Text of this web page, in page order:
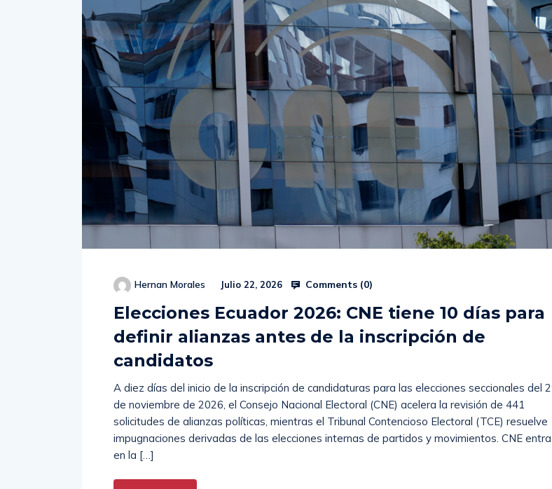
Hernan Morales Julio 22, 2026 Comments (0)
Elecciones Ecuador 2026: CNE tiene 10 días para
definir alianzas antes de la inscripción de
candidatos
A diez días del inicio de la inscripción de candidaturas para las elecciones seccionales del 29
de noviembre de 2026, el Consejo Nacional Electoral (CNE) acelera la revisión de 441
solicitudes de alianzas políticas, mientras el Tribunal Contencioso Electoral (TCE) resuelve
impugnaciones derivadas de las elecciones internas de partidos y movimientos. CNE entra
en la […]